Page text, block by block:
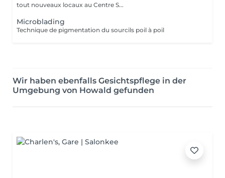
tout nouveaux locaux au Centre S...
Microblading
Technique de pigmentation du sourcils poil à poil
Wir haben ebenfalls Gesichtspflege in der
Umgebung von Howald gefunden